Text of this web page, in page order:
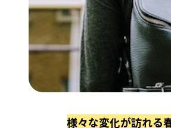
様々な変化が訪れる春